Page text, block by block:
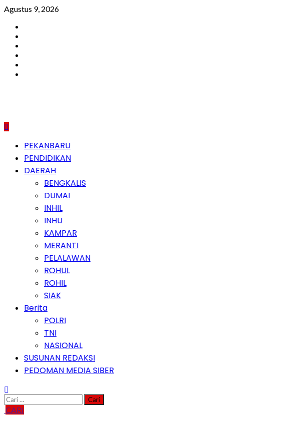
Skip
content
Agustus 9, 2026
PrimaryPEKANBARU
PENDIDIKAN
DAERAH
BENGKALIS
DUMAI
INHIL
INHU
KAMPAR
MERANTI
PELALAWAN
ROHUL
ROHIL
SIAK
Berita
POLRI
TNI
NASIONAL
SUSUNAN REDAKSI
PEDOMAN MEDIA SIBER
Cari
untuk:
CARI